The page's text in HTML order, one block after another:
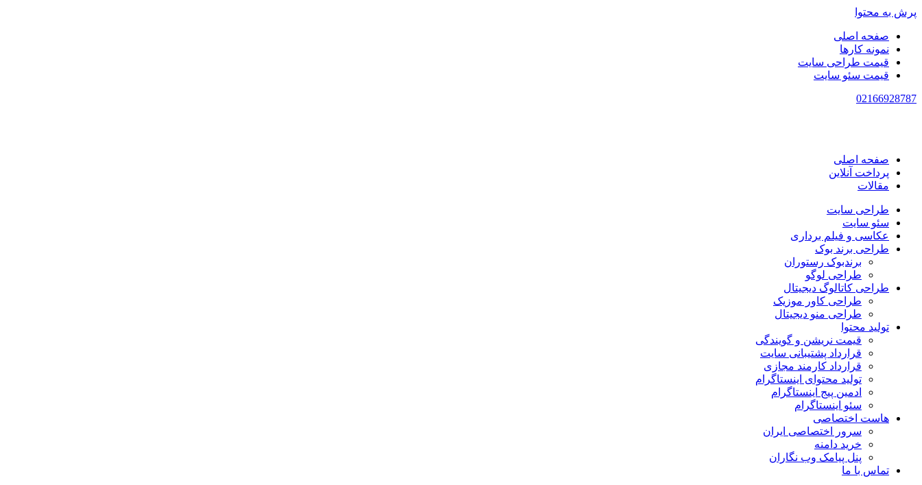
پرش به محتوا
صفحه اصلی
نمونه کارها
قیمت طراحی سایت
قیمت سئو سایت
02166928787
صفحه اصلی
پرداخت آنلاین
مقالات
طراحی سایت
سئو سایت
عکاسی و فیلم برداری
طراحی برند بوک
برندبوک رستوران
طراحی لوگو
طراحی کاتالوگ دیجیتال
طراحی کاور موزیک
طراحی منو دیجیتال
تولید محتوا
قیمت نریشن و گویندگی
قرارداد پشتیبانی سایت
قرارداد کارمند مجازی
تولید محتوای اینستاگرام
ادمین پیج اینستاگرام
سئو اینستاگرام
هاست اختصاصی
سرور اختصاصی ایران
خرید دامنه
پنل پیامک وب نگاران
تماس با ما